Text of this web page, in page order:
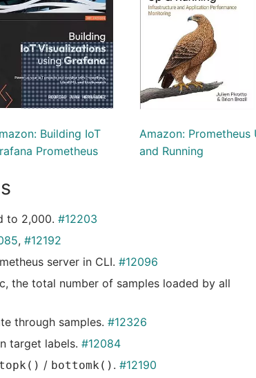
Building IoT
Prometheus
Amazon: Prometheus
and Running
to 2,000. #12203
, #12192
server in CLI. #12096
the total number of samples loaded by all
through samples. #12326
target labels. #12084
topk() / bottomk() . #12190